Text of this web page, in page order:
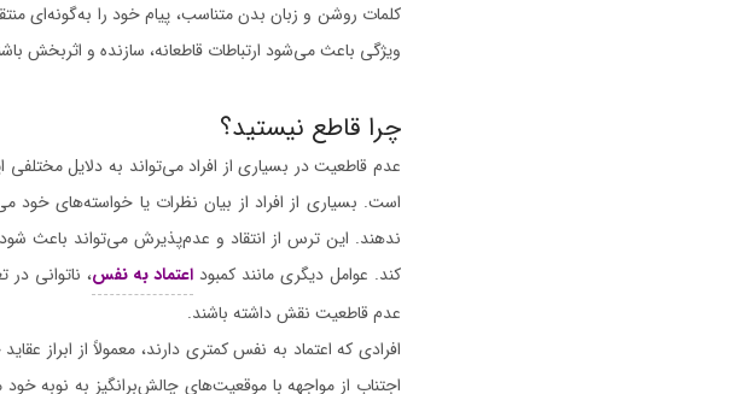
کلمات روشن و زبان بدن متناسب، پیام خود را به‌گونه‌ای
ویژگی باعث می‌شود ارتباطات قاطعانه، سازنده و اثربخش
چرا قاطع نیستید؟
عدم قاطعیت در بسیاری از افراد می‌تواند به دلایل
است. بسیاری از افراد از بیان نظرات یا خواسته‌های خود
ندهند. این ترس از انتقاد و عدم‌پذیرش می‌تواند باعث
کند. عوامل دیگری مانند کمبود اعتماد به نفس، ناتوانی
عدم قاطعیت نقش داشته باشند.
افرادی که اعتماد به نفس کمتری دارند، معمولاً از ابراز
اجتناب از مواجهه با موقعیت‌های چالش‌برانگیز به